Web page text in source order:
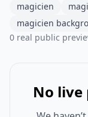
magicien
magicien
0 real public
No